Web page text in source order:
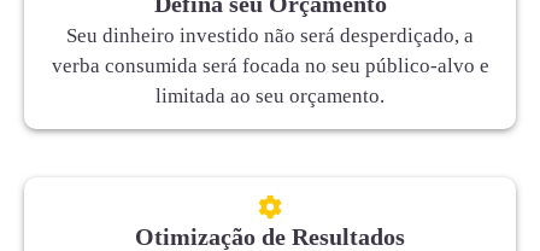
Seu dinheiro investido não será desperdiçado, a
verba consumida será focada no seu público-alvo e
limitada ao seu orçamento.
Otimização de Resultados